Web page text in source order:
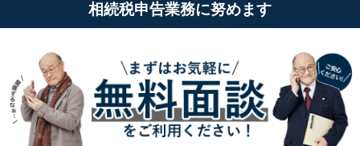
相続税申告業務に努めます